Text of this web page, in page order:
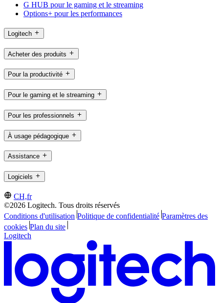
G HUB pour le gaming et le streaming
Options+ pour les performances
Logitech
Acheter des produits
Pour la productivité
Pour le gaming et le streaming
Pour les professionnels
À usage pédagogique
Assistance
Logiciels
CH,fr
©2026 Logitech. Tous droits réservés
Conditions d'utilisation Politique de confidentialité Paramètres des
cookies Plan du site
Logitech